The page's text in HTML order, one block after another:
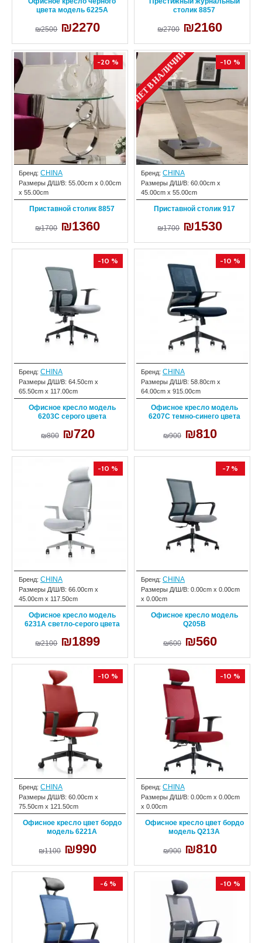
цвета модель 6225A
₪2500 ₪2270
столик 8857
₪2700 ₪2160
-20 %
Бренд: CHINA
Размеры Д/Ш/В: 55.00cm x 0.00cm
x 55.00cm
Приставной столик 8857
₪1700 ₪1360
-10 %
НЕТ В НАЛИЧИИ
Бренд: CHINA
Размеры Д/Ш/В: 60.00cm x
45.00cm x 55.00cm
Приставной столик 917
₪1700 ₪1530
-10 %
Бренд: CHINA
Размеры Д/Ш/В: 64.50cm x
65.50cm x 117.00cm
Офисное кресло модель
6203C серого цвета
₪800 ₪720
-10 %
Бренд: CHINA
Размеры Д/Ш/В: 58.80cm x
64.00cm x 915.00cm
Офисное кресло модель
6207C темно-синего цвета
₪900 ₪810
-10 %
Бренд: CHINA
Размеры Д/Ш/В: 66.00cm x
45.00cm x 117.50cm
Офисное кресло модель
6231A светло-серого цвета
₪2100 ₪1899
-7 %
Бренд: CHINA
Размеры Д/Ш/В: 0.00cm x 0.00cm
x 0.00cm
Офисное кресло модель
Q205B
₪600 ₪560
-10 %
Бренд: CHINA
Размеры Д/Ш/В: 60.00cm x
75.50cm x 121.50cm
Офисное кресло цвет бордо
модель 6221A
₪1100 ₪990
-10 %
Бренд: CHINA
Размеры Д/Ш/В: 0.00cm x 0.00cm
x 0.00cm
Офисное кресло цвет бордо
модель Q213A
₪900 ₪810
-6 % -10 %